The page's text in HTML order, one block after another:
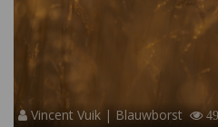
Vincent Vuik | Blauwborst